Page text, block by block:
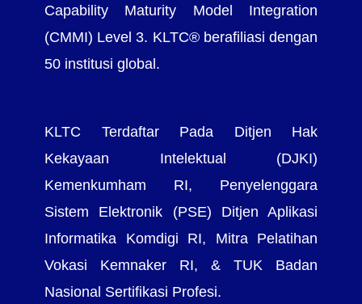
Capability Maturity Model Integration
(CMMI) Level 3. KLTC® berafiliasi dengan
50 institusi global.
KLTC Terdaftar Pada Ditjen Hak
Kekayaan Intelektual (DJKI)
Kemenkumham RI, Penyelenggara
Sistem Elektronik (PSE) Ditjen Aplikasi
Informatika Komdigi RI, Mitra Pelatihan
Vokasi Kemnaker RI, & TUK Badan
Nasional Sertifikasi Profesi.